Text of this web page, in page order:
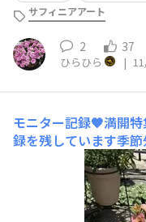
サフィニアアート
2 37
ひらひら |
モニター記録🧡満開
録を残しています季
い コーラルチーク🧡
甘々基準の満開です
です♥ ❶6/4 植え付
戻しから 16日❸7/14